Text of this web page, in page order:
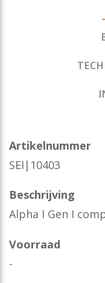
Artikelnummer
SEI|10403
Beschrijving
Alpha I Gen I
Voorraad
-